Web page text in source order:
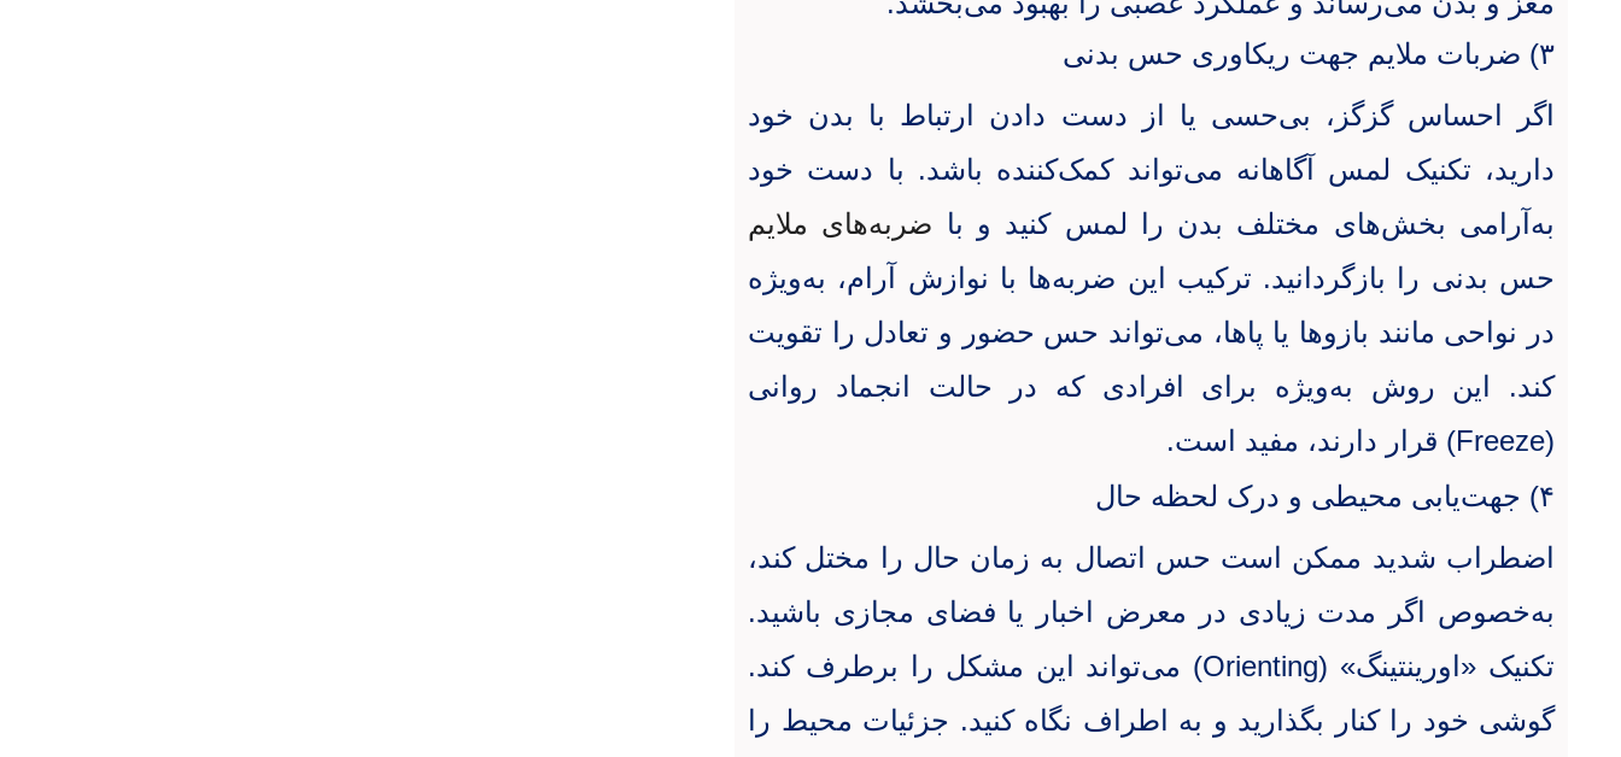
۳) ضربات ملایم جهت ریکاوری حس بدنی
اگر احساس گزگز، بی‌حسی یا از دست دادن ارتباط با بدن خود
دارید، تکنیک لمس آگاهانه می‌تواند کمک‌کننده باشد. با دست خود
به‌آرامی بخش‌های مختلف بدن را لمس کنید و با ضربه‌های ملایم
حس بدنی را بازگردانید. ترکیب این ضربه‌ها با نوازش آرام، به‌ویژه
در نواحی مانند بازوها یا پاها، می‌تواند حس حضور و تعادل را تقویت
کند. این روش به‌ویژه برای افرادی که در حالت انجماد روانی
(
Freeze) قرار دارند، مفید است.
۴) جهت‌یابی محیطی و درک لحظه حال
اضطراب شدید ممکن است حس اتصال به زمان حال را مختل کند،
به‌خصوص اگر مدت زیادی در معرض اخبار یا فضای مجازی باشید.
تکنیک «اورینتینگ» (Orienting) می‌تواند این مشکل را برطرف کند.
گوشی خود را کنار بگذارید و به اطراف نگاه کنید. جزئیات محیط را